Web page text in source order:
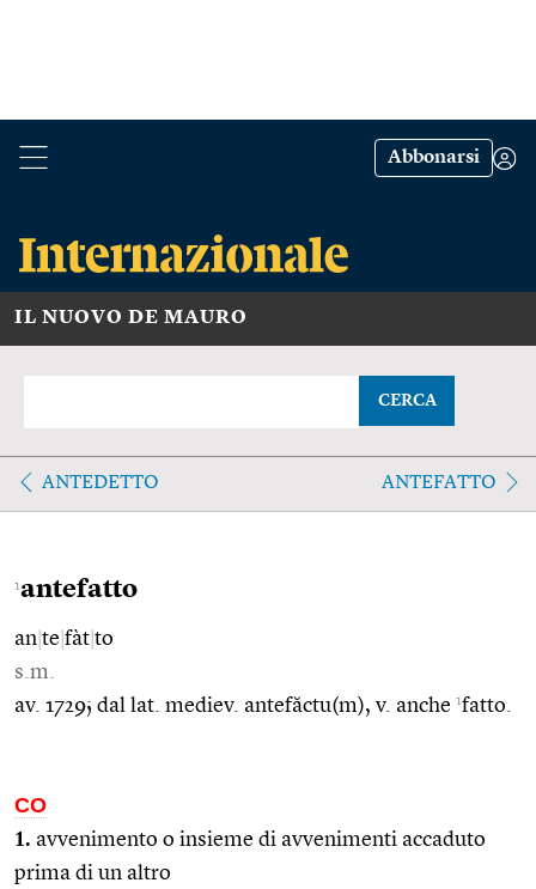
Abbonarsi
IL NUOVO DE MAURO
CERCA
ANTEDETTO ANTEFATTO
1antefatto
an te fàt to
s.m.
av. 1729; dal lat. mediev. antefăctu(m), v. anche 1fatto.
CO
1. avvenimento o insieme di avvenimenti accaduto
prima di un altro